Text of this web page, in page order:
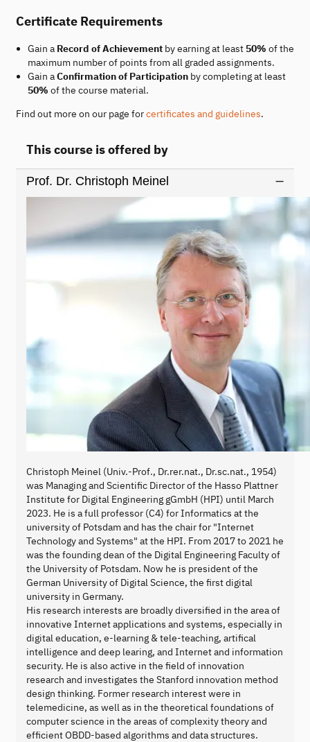
Certificate Requirements
Gain a Record of Achievementby earning at least 50% of the
maximum number of points from all graded assignments.
Gain aConfirmation of Participationby completing at least
50% of the course material.
Find out more on our page forcertificates and guidelines.
This course is offered by
Prof. Dr. Christoph Meinel
Christoph Meinel (Univ.-Prof., Dr.rer.nat., Dr.sc.nat., 1954)
was Managing and Scientific Director of the Hasso Plattner
Institute for Digital Engineering gGmbH (HPI) until March
2023. He is a full professor (C4) for Informatics at the
university of Potsdam and has the chair for "Internet
Technology and Systems" at the HPI. From 2017 to 2021 he
was the founding dean of the Digital Engineering Faculty of
the University of Potsdam. Now he is president of the
German University of Digital Science, the first digital
university in Germany.
His research interests are broadly diversified in the area of
innovative Internet applications and systems, especially in
digital education, e-learning & tele-teaching, artifical
intelligence and deep learing, and Internet and information
security. He is also active in the field of innovation
research and investigates the Stanford innovation method
design thinking. Former research interest were in
telemedicine, as well as in the theoretical foundations of
computer science in the areas of complexity theory and
efficient OBDD-based algorithms and data structures.